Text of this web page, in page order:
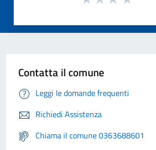
Contatta il comune
Leggi le domande frequenti
Richiedi Assistenza
Chiama il comune 0363688601